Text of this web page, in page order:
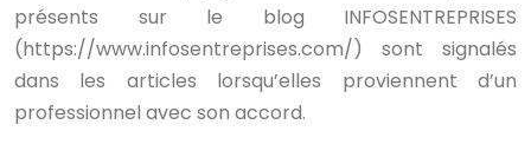
présents sur le blog INFOSENTREPRISES
(https://www.infosentreprises.com/) sont signalés
dans les articles lorsqu’elles proviennent d’un
professionnel avec son accord.